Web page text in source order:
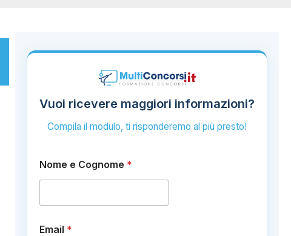
Vuoi ricevere maggiori informazioni?
Compila il modulo, ti risponderemo al più presto!
Nome e Cognome *
Email *